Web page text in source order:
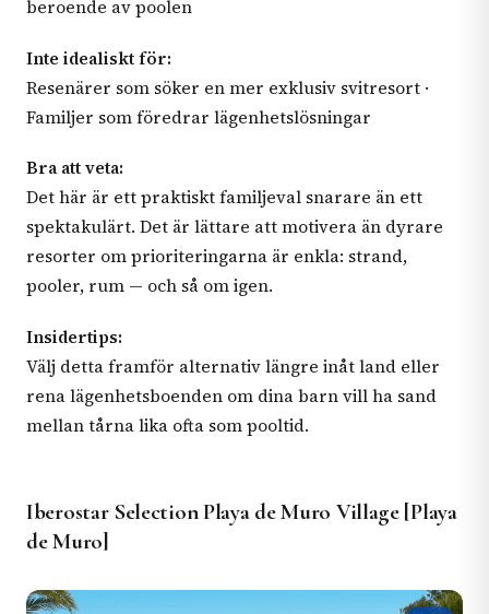
beroende av poolen
Inte idealiskt för:
Resenärer som söker en mer exklusiv svitresort ·
Familjer som föredrar lägenhetslösningar
Bra att veta:
Det här är ett praktiskt familjeval snarare än ett
spektakulärt. Det är lättare att motivera än dyrare
resorter om prioriteringarna är enkla: strand,
pooler, rum — och så om igen.
Insidertips:
Välj detta framför alternativ längre inåt land eller
rena lägenhetsboenden om dina barn vill ha sand
mellan tårna lika ofta som pooltid.
Iberostar Selection Playa de Muro Village [Playa
de Muro]